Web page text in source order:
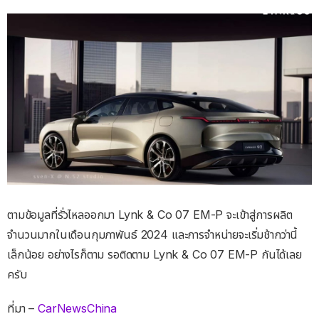
ตามข้อมูลที่รั่วไหลออกมา Lynk & Co 07 EM-P จะเข้าสู่การผลิต
จำนวนมากในเดือนกุมภาพันธ์ 2024 และการจำหน่ายจะเริ่มช้ากว่านี้
เล็กน้อย อย่างไรก็ตาม รอติดตาม Lynk & Co 07 EM-P กันได้เลย
ครับ
ที่มา –CarNewsChina